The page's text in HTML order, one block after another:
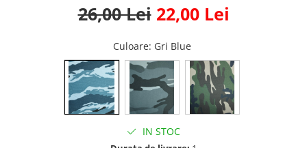
26,00 Lei 22,00 Lei
Culoare: Gri Blue
IN STOC